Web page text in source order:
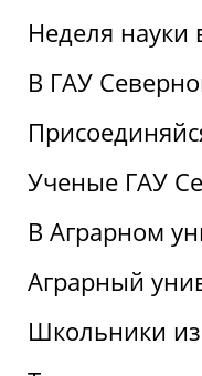
Неделя науки
В ГАУ
Ученые ГАУ
В Аграрном
Аграрный
Школьники